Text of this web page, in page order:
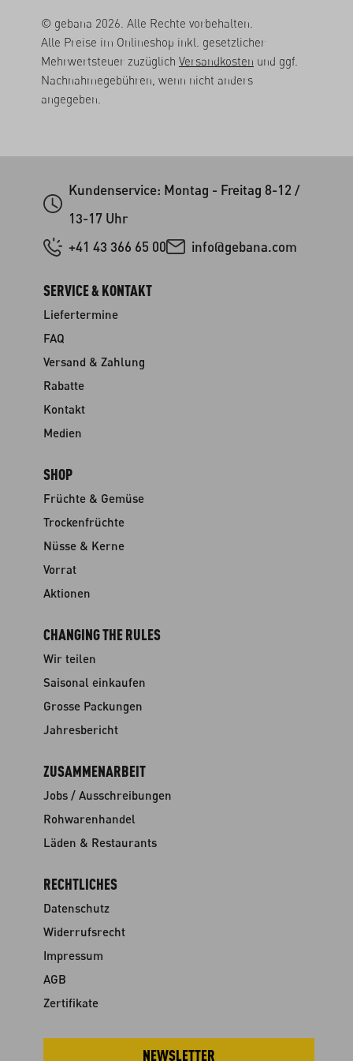
© gebana 2026. Alle Rechte vorbehalten.
Alle Preise im Onlineshop inkl. gesetzlicher
Mehrwertsteuer zuzüglich Versandkosten und ggf.
Nachnahmegebühren, wenn nicht anders
angegeben.
Kundenservice: Montag - Freitag 8-12 /
13-17 Uhr
+41 43 366 65 00
info@gebana.com
SERVICE & KONTAKT
Liefertermine
FAQ
Versand & Zahlung
Rabatte
Kontakt
Medien
SHOP
Früchte & Gemüse
Trockenfrüchte
Nüsse & Kerne
Vorrat
Aktionen
CHANGING THE RULES
Wir teilen
Saisonal einkaufen
Grosse Packungen
Jahresbericht
ZUSAMMENARBEIT
Jobs / Ausschreibungen
Rohwarenhandel
Läden & Restaurants
RECHTLICHES
Datenschutz
Widerrufsrecht
Impressum
AGB
Zertifikate
NEWSLETTER